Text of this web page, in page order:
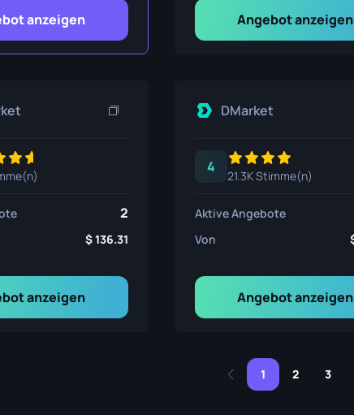
anzeigen Angebot anzeigen
2
136.31
anzeigen
DMarket
4
21.3K Stimme(n)
Aktive Angebote
Von
Angebot anzeigen
1 2 3